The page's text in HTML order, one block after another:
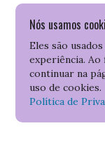
Nós usamos
Eles são
experiência.
continuar na
uso de
Política de
Consulte o